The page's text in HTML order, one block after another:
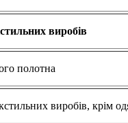
виробів
полотна
виробів, крім